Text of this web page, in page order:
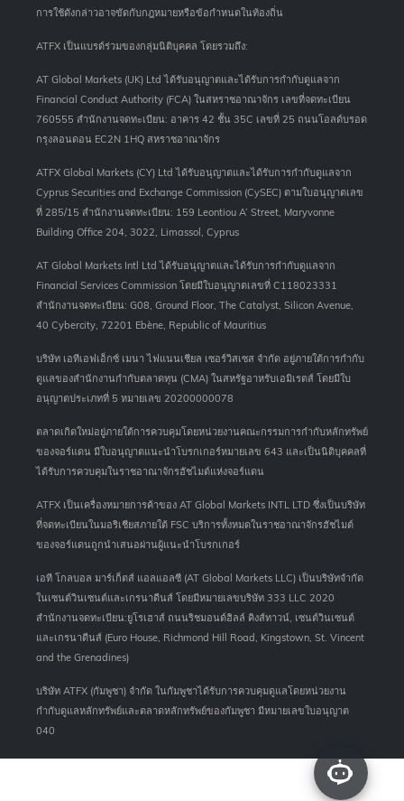
การใช้ดังกล่าวอาจขัดกับกฎหมายหรือข้อกำหนดในท้องถิ่น
ATFX เป็นแบรด์ร่วมของกลุ่มนิติบุคคล โดยรวมถึง:
AT Global Markets (UK) Ltd ได้รับอนุญาตและได้รับการกำกับดูแลจาก
Financial Conduct Authority (FCA) ในสหราชอาณาจักร เลขที่จดทะเบียน
760555 สำนักงานจดทะเบียน: อาคาร 42 ชั้น 35C เลขที่ 25 ถนนโอลด์บรอด
กรุงลอนดอน EC2N 1HQ สหราชอาณาจักร
ATFX Global Markets (CY) Ltd ได้รับอนุญาตและได้รับการกำกับดูแลจาก
Cyprus Securities and Exchange Commission (CySEC) ตามใบอนุญาตเลข
ที่ 285/15 สำนักงานจดทะเบียน: 159 Leontiou A’ Street, Maryvonne
Building Office 204, 3022, Limassol, Cyprus
AT Global Markets Intl Ltd ได้รับอนุญาตและได้รับการกำกับดูแลจาก
Financial Services Commission โดยมีใบอนุญาตเลขที่ C118023331
สำนักงานจดทะเบียน: G08, Ground Floor, The Catalyst, Silicon Avenue,
40 Cybercity, 72201 Ebène, Republic of Mauritius
บริษัท เอทีเอฟเอ็กซ์ เมนา ไฟแนนเชียล เซอร์วิสเซส จำกัด อยู่ภายใต้การกำกับ
ดูแลของสำนักงานกำกับตลาดทุน (CMA) ในสหรัฐอาหรับเอมิเรตส์ โดยมีใบ
อนุญาตประเภทที่ 5 หมายเลข 20200000078
ตลาดเกิดใหม่อยู่ภายใต้การควบคุมโดยหน่วยงานคณะกรรมการกำกับหลักทรัพย์
ของจอร์แดน มีใบอนุญาตแนะนำโบรกเกอร์หมายเลข 643 และเป็นนิติบุคคลที่
ได้รับการควบคุมในราชอาณาจักรฮัชไมต์แห่งจอร์แดน
ATFX เป็นเครื่องหมายการค้าของ AT Global Markets INTL LTD ซึ่งเป็นบริษัท
ที่จดทะเบียนในมอริเชียสภายใต้ FSC บริการทั้งหมดในราชอาณาจักรฮัชไมต์
ของจอร์แดนถูกนำเสนอผ่านผู้แนะนำโบรกเกอร์
เอที โกลบอล มาร์เก็ตส์ แอลแอลซี (AT Global Markets LLC) เป็นบริษัทจำกัด
ในเซนต์วินเซนต์และเกรนาดีนส์ โดยมีหมายเลขบริษัท 333 LLC 2020
สำนักงานจดทะเบียน:ยูโรเฮาส์ ถนนริชมอนด์ฮิลล์ คิงส์ทาวน์, เซนต์วินเซนต์
และเกรนาดีนส์ (Euro House, Richmond Hill Road, Kingstown, St. Vincent
and the Grenadines)
บริษัท ATFX (กัมพูชา) จำกัด ในกัมพูชาได้รับการควบคุมดูแลโดยหน่วยงาน
กำกับดูแลหลักทรัพย์และตลาดหลักทรัพย์ของกัมพูชา มีหมายเลขใบอนุญาต
040